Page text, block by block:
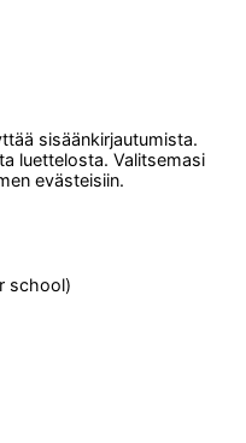
sisäänkirjautumista.
luettelosta. Valitsemasi
evästeisiin.
school)